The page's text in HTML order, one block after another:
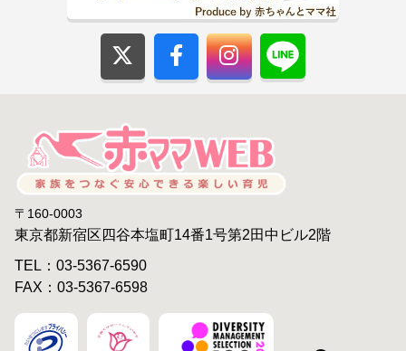
〒160-0003
東京都新宿区四谷本塩町14番1号第2田中ビル2階
TEL：03-5367-6590
FAX：03-5367-6598